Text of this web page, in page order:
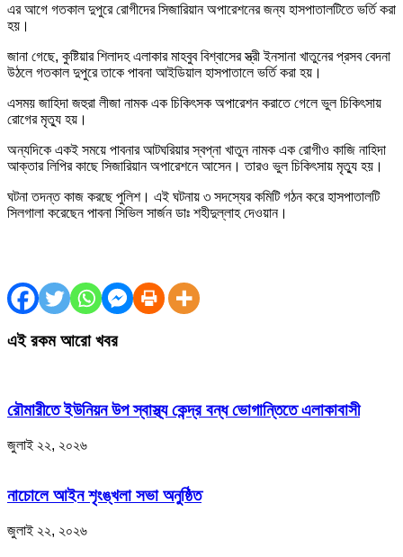
এর আগে গতকাল দুপুরে রোগীদের সিজারিয়ান অপারেশনের জন্য হাসপাতালটিতে ভর্তি করা
হয়।
জানা গেছে, কুষ্টিয়ার শিলাদহ এলাকার মাহবুব বিশ্বাসের স্ত্রী ইনসানা খাতুনের প্রসব বেদনা
উঠলে গতকাল দুপুরে তাকে পাবনা আইডিয়াল হাসপাতালে ভর্তি করা হয়।
এসময় জাহিদা জহুরা লীজা নামক এক চিকিৎসক অপারেশন করাতে গেলে ভুল চিকিৎসায়
রোগের মৃত্যু হয়।
অন্যদিকে একই সময়ে পাবনার আটঘরিয়ার স্বপ্না খাতুন নামক এক রোগীও কাজি নাহিদা
আক্তার লিপির কাছে সিজারিয়ান অপারেশনে আসেন। তারও ভুল চিকিৎসায় মৃত্যু হয়।
ঘটনা তদন্ত কাজ করছে পুলিশ। এই ঘটনায় ৩ সদস্যের কমিটি গঠন করে হাসপাতালটি
সিলগালা করেছেন পাবনা সিভিল সার্জন ডাঃ শহীদুল্লাহ দেওয়ান।
এই রকম আরো খবর
রৌমারীতে ইউনিয়ন উপ স্বাস্থ্য কেন্দ্র বন্ধ ভোগান্তিতে এলাকাবাসী
জুলাই ২২, ২০২৬
নাচোলে আইন শৃংঙ্খলা সভা অনুষ্ঠিত
জুলাই ২২, ২০২৬